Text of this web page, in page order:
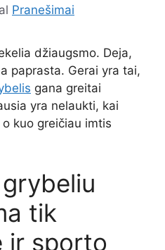
Pranešimai
džiaugsmo. Deja,
paprasta. Gerai yra tai,
gana greitai
yra nelaukti, kai
kuo greičiau imtis
tik
ir sporto